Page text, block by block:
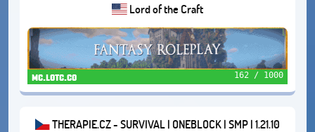
Lord of the Craft
mc.lotc.co 162 / 1000
THERAPIE.CZ - SURVIVAL | ONEBLOCK | SMP | 1.21.10